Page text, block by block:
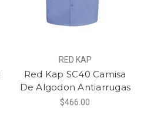
RED KAP
Red Kap SC40 Camisa
De Algodon Antiarrugas
$466.00